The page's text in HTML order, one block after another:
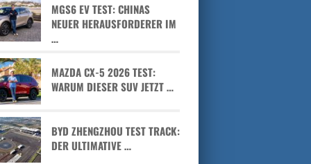
MGS6 EV TEST: CHINAS
NEUER HERAUSFORDERER IM
…
MAZDA CX-5 2026 TEST:
WARUM DIESER SUV JETZT …
BYD ZHENGZHOU TEST TRACK:
DER ULTIMATIVE …